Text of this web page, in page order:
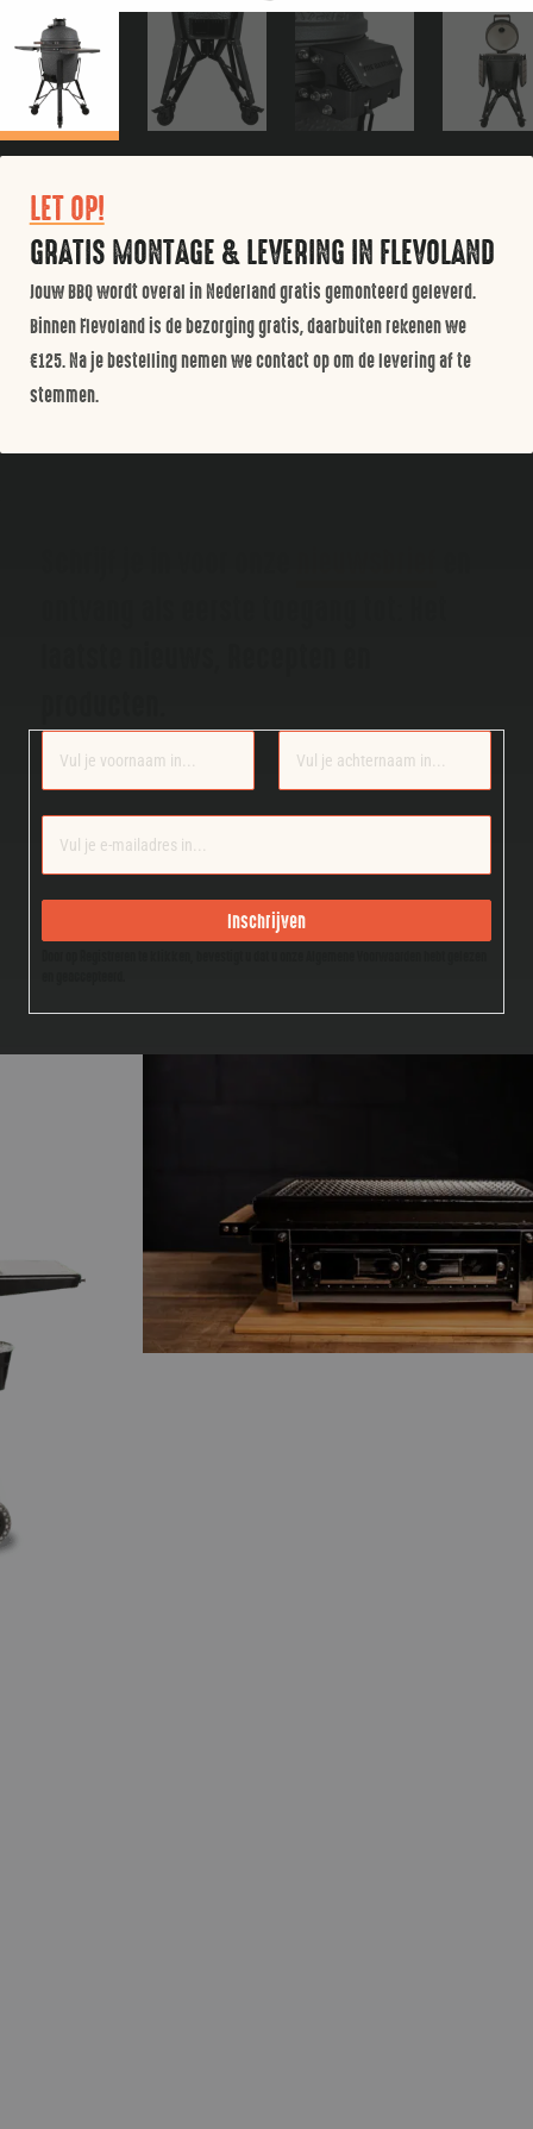
LET OP!
GRATIS MONTAGE & LEVERING IN FLEVOLAND
Jouw BBQ wordt overal in Nederland gratis gemonteerd geleverd.
Binnen Flevoland is de bezorging gratis, daarbuiten rekenen we
€125. Na je bestelling nemen we contact op om de levering af te
stemmen.
Section
Inschrijven